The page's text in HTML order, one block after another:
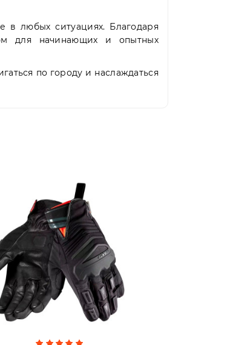
в любых ситуациях. Благодаря
для начинающих и опытных
по городу и наслаждаться